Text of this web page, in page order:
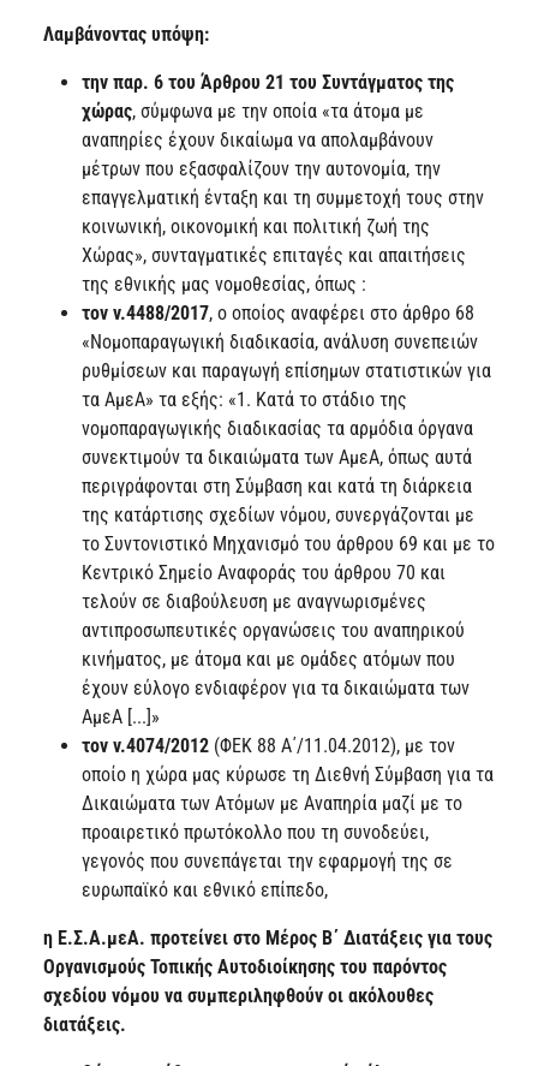
Λαμβάνοντας υπόψη:
την παρ. 6 του Άρθρου 21 του Συντάγματος της
χώρας, σύμφωνα με την οποία «τα άτομα με
αναπηρίες έχουν δικαίωμα να απολαμβάνουν
μέτρων που εξασφαλίζουν την αυτονομία, την
επαγγελματική ένταξη και τη συμμετοχή τους στην
κοινωνική, οικονομική και πολιτική ζωή της
Χώρας», συνταγματικές επιταγές και απαιτήσεις
της εθνικής μας νομοθεσίας, όπως :
τον ν.4488/2017, ο οποίος αναφέρει στο άρθρο 68
«Νομοπαραγωγική διαδικασία, ανάλυση συνεπειών
ρυθμίσεων και παραγωγή επίσημων στατιστικών για
τα ΑμεΑ» τα εξής: «1. Κατά το στάδιο της
νομοπαραγωγικής διαδικασίας τα αρμόδια όργανα
συνεκτιμούν τα δικαιώματα των ΑμεΑ, όπως αυτά
περιγράφονται στη Σύμβαση και κατά τη διάρκεια
της κατάρτισης σχεδίων νόμου, συνεργάζονται με
το Συντονιστικό Μηχανισμό του άρθρου 69 και με το
Κεντρικό Σημείο Αναφοράς του άρθρου 70 και
τελούν σε διαβούλευση με αναγνωρισμένες
αντιπροσωπευτικές οργανώσεις του αναπηρικού
κινήματος, με άτομα και με ομάδες ατόμων που
έχουν εύλογο ενδιαφέρον για τα δικαιώματα των
ΑμεΑ [...]»
τον ν.4074/2012 (ΦΕΚ 88 Α΄/11.04.2012), με τον
οποίο η χώρα μας κύρωσε τη Διεθνή Σύμβαση για τα
Δικαιώματα των Ατόμων με Αναπηρία μαζί με το
προαιρετικό πρωτόκολλο που τη συνοδεύει,
γεγονός που συνεπάγεται την εφαρμογή της σε
ευρωπαϊκό και εθνικό επίπεδο,
η Ε.Σ.Α.μεΑ. προτείνει στο Μέρος B΄ Διατάξεις για τους
Οργανισμούς Τοπικής Αυτοδιοίκησης του παρόντος
σχεδίου νόμου να συμπεριληφθούν οι ακόλουθες
διατάξεις.